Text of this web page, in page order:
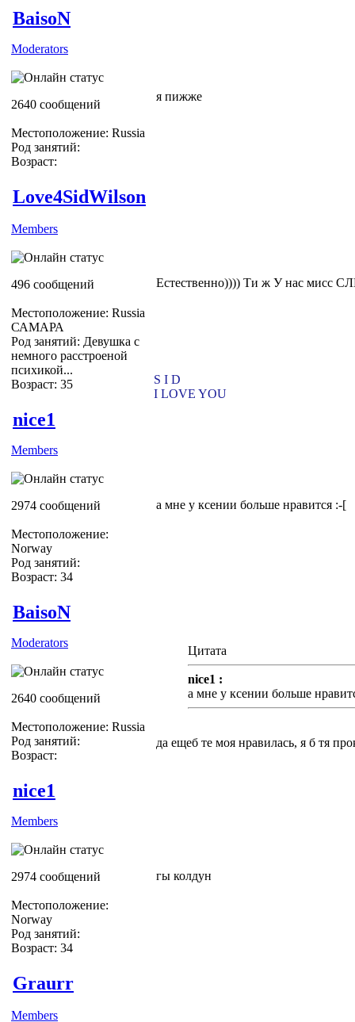
BaisoN
Moderators
2640 сообщений
Местоположение: Russia
Род занятий:
Возраст:
я пижже
Love4SidWilson
Members
496 сообщений
Местоположение: Russia
САМАРА
Род занятий: Девушка с
немного расстроеной
психикой...
Возраст: 35
Естественно)))) Ти ж У нас
S I D
I LOVE YOU
nice1
Members
2974 сообщений
Местоположение:
Norway
Род занятий:
Возраст: 34
а мне у ксении больше нравится :-[
BaisoN
Moderators
2640 сообщений
Местоположение: Russia
Род занятий:
Возраст:
Цитата
nice1 :
а мне у ксении больше
да ещеб те моя нравилась, я б тя
nice1
Members
2974 сообщений
Местоположение:
Norway
Род занятий:
Возраст: 34
гы колдун
Graurr
Members